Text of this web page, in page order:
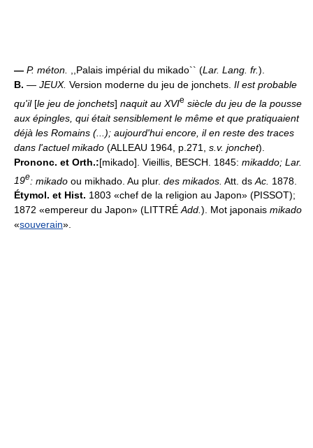
— P. méton. ,,Palais impérial du mikado`` (Lar. Lang. fr.).
B. — JEUX. Version moderne du jeu de jonchets. Il est probable
qu'il [le jeu de jonchets] naquit au XVIe siècle du jeu de la pousse
aux épingles, qui était sensiblement le même et que pratiquaient
déjà les Romains (...); aujourd'hui encore, il en reste des traces
dans l'actuel mikado (ALLEAU 1964, p.271, s.v. jonchet).
Prononc. et Orth.:[mikado]. Vieillis, BESCH. 1845: mikaddo; Lar.
19e: mikado ou mikhado. Au plur. des mikados. Att. ds Ac. 1878.
Étymol. et Hist. 1803 «chef de la religion au Japon» (PISSOT);
1872 «empereur du Japon» (LITTRÉAdd.). Mot japonais mikado
«souverain».